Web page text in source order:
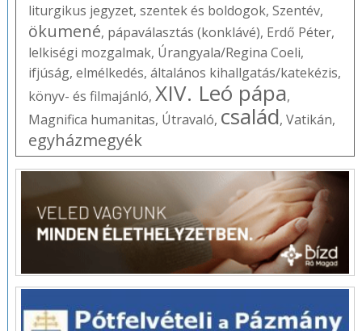
liturgikus jegyzet, szentek és boldogok, Szentév,
ökumené, pápaválasztás (konklávé), Erdő Péter,
lelkiségi mozgalmak, Úrangyala/Regina Coeli,
ifjúság, elmélkedés, általános kihallgatás/katekézis,
könyv- és filmajánló, XIV. Leó pápa,
Magnifica humanitas, Útravaló, család, Vatikán,
egyházmegyék